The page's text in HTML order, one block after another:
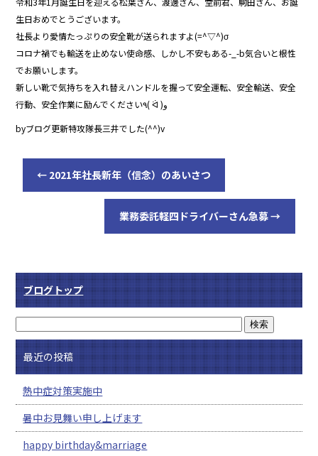
生日おめでとうございます。
社長より愛情たっぷりの安全靴が送られますよ(=^▽^)σ
コロナ禍でも輸送を止めない使命感、しかし不安もある-_-b気合いと根性
でお願いします。
新しい靴で気持ちを入れ替えハンドルを握って安全運転、安全輸送、安全
行動、安全作業に励んでください٩( ᐛ )و
byブログ更新特攻隊長三井でした(^^)v
← 2021年社長新年（信念）のあいさつ
業務委託軽四ドライバーさん急募→
ブログトップ
最近の投稿
熱中症対策実施中
暑中お見舞い申し上げます
happy birthday&marriage